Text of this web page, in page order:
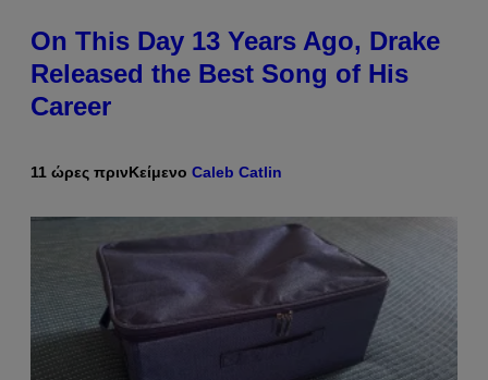
On This Day 13 Years Ago, Drake
Released the Best Song of His
Career
11 ώρες πρινΚείμενο Caleb Catlin